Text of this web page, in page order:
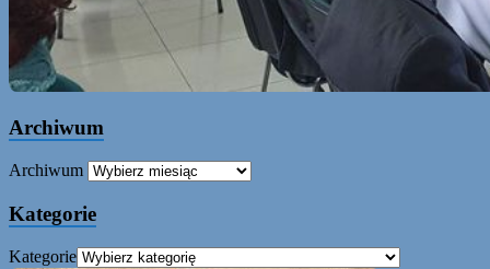
Archiwum
Archiwum
Kategorie
Kategorie